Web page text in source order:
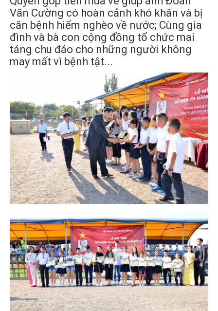
Văn Cường có hoàn cảnh khó khăn và bị
căn bệnh hiểm nghèo về nước; Cùng gia
đình và bà con cộng đồng tổ chức mai
táng chu đáo cho những người không
may mất vì bệnh tật...